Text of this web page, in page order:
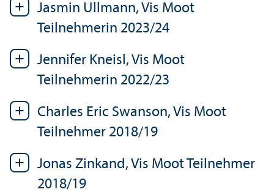
Jasmin Ullmann, Vis Moot
Teilnehmerin 2023/24
Jennifer Kneisl, Vis Moot
Teilnehmerin 2022/23
Charles Eric Swanson, Vis Moot
Teilnehmer 2018/19
Jonas Zinkand, Vis Moot Teilnehmer
2018/19